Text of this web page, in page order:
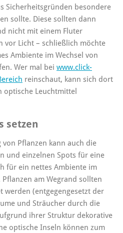
Sicherheitsgründen besondere
sollte. Diese sollten dann
nicht mit einem Fluter
vor Licht – schließlich möchte
Ambiente im Wechsel von
Wer mal bei www.click-
reinschaut, kann sich dort
optische Leuchtmittel
setzen
Pflanzen kann auch die
und einzelnen Spots für eine
für ein nettes Ambiente im
am Wegrand sollten
werden (entgegengesetzt der
und Sträucher durch die
ihrer Struktur dekorative
optische Inseln können zum